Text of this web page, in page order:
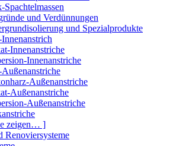
Spachtelmassen
und Verdünnungen
und Spezialprodukte
Innenanstriche
Innenanstriche
Außenanstriche
Außenanstriche
Außenanstriche
zeigen… ]
Renoviersysteme